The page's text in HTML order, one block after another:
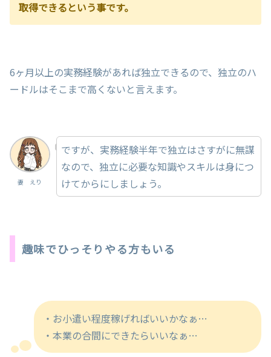
取得できるという事です。
6ヶ月以上の実務経験があれば独立できるので、独立のハ
ードルはそこまで高くないと言えます。
妻 えり
ですが、実務経験半年で独立はさすがに無謀
なので、独立に必要な知識やスキルは身につ
けてからにしましょう。
趣味でひっそりやる方もいる
・お小遣い程度稼げればいいかなぁ…
・本業の合間にできたらいいなぁ…